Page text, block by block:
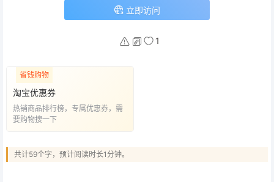
立即访问
1
省钱购物
淘宝优惠券
热销商品排行榜，专属优惠券，需
要购物搜一下
共计59个字，预计阅读时长1分钟。